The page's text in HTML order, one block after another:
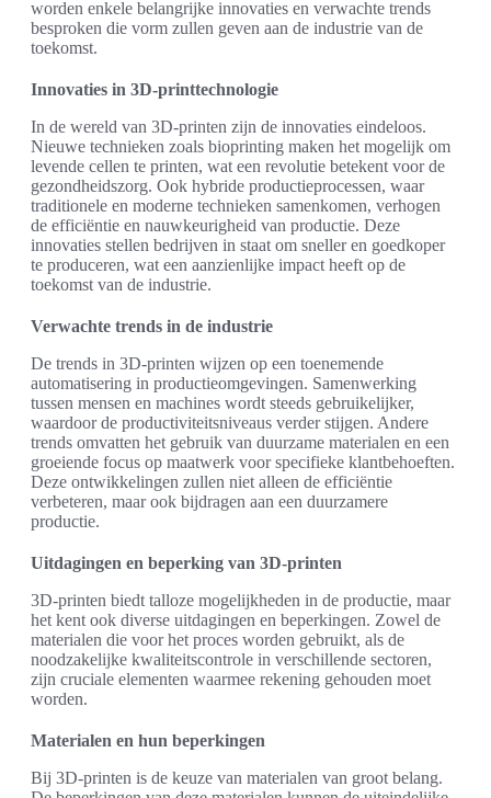
worden enkele belangrijke innovaties en verwachte trends
besproken die vorm zullen geven aan de industrie van de
toekomst.
Innovaties in 3D-printtechnologie
In de wereld van 3D-printen zijn de innovaties eindeloos.
Nieuwe technieken zoals bioprinting maken het mogelijk om
levende cellen te printen, wat een revolutie betekent voor de
gezondheidszorg. Ook hybride productieprocessen, waar
traditionele en moderne technieken samenkomen, verhogen
de efficiëntie en nauwkeurigheid van productie. Deze
innovaties stellen bedrijven in staat om sneller en goedkoper
te produceren, wat een aanzienlijke impact heeft op de
toekomst van de industrie.
Verwachte trends in de industrie
De trends in 3D-printen wijzen op een toenemende
automatisering in productieomgevingen. Samenwerking
tussen mensen en machines wordt steeds gebruikelijker,
waardoor de productiviteitsniveaus verder stijgen. Andere
trends omvatten het gebruik van duurzame materialen en een
groeiende focus op maatwerk voor specifieke klantbehoeften.
Deze ontwikkelingen zullen niet alleen de efficiëntie
verbeteren, maar ook bijdragen aan een duurzamere
productie.
Uitdagingen en beperking van 3D-printen
3D-printen biedt talloze mogelijkheden in de productie, maar
het kent ook diverse uitdagingen en beperkingen. Zowel de
materialen die voor het proces worden gebruikt, als de
noodzakelijke kwaliteitscontrole in verschillende sectoren,
zijn cruciale elementen waarmee rekening gehouden moet
worden.
Materialen en hun beperkingen
Bij 3D-printen is de keuze van materialen van groot belang.